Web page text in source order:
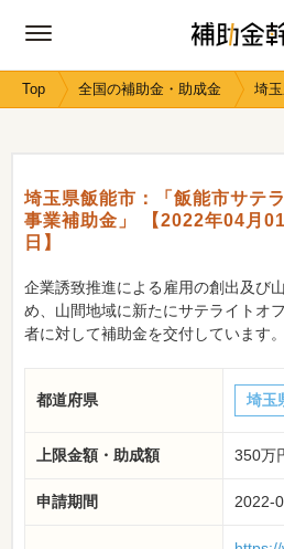
Top 全国の補助金・助成金 埼
埼玉県飯能市：「飯能市サテ
事業補助金」 【2022年04月
日】
企業誘致推進による雇用の創出及び
め、山間地域に新たにサテライトオ
者に対して補助金を交付しています。
都道府県 埼玉
上限金額・助成額 350万
申請期間 2022-